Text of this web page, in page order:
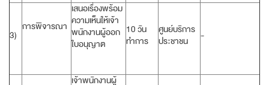
3)
การพิจารณา
เสนอเรื่องพร้อม
ความเห็นให้เจ้า
พนักงานผู้ออก
ใบอนุญาต
10 วัน
ทำการ
ศูนย์บริการ
ประชาชน
-
เจ้าพนักงานผู้